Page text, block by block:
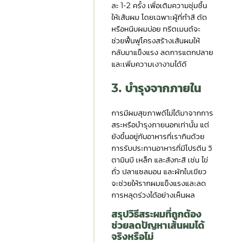
ละ 1-2 ครั้ง เพื่อเติมความชุ่มชื้น
ให้เส้นผม โดยเฉพาะผู้ที่ทำสี ดัด
หรือหนีบผมบ่อย ทรีตเมนต์จะ
ช่วยฟื้นฟูโครงสร้างเส้นผมให้
กลับมาแข็งแรง ลดการแตกปลาย
และเพิ่มความเงางามได้ดี
3. บำรุงจากภายใน
การมีผมสุขภาพดีไม่ได้มาจากการ
สระหรือบำรุงภายนอกเท่านั้น แต่
ยังขึ้นอยู่กับอาหารที่เรากินด้วย
การรับประทานอาหารที่มีโปรตีน วิ
ตามินบี เหล็ก และสังกะสี เช่น ไข่
ถั่ว ปลาแซลมอน และผักใบเขียว
จะช่วยให้รากผมแข็งแรงและลด
การหลุดร่วงได้อย่างเห็นผล
สรุปวิธีสระผมที่ถูกต้อง
ช่วยลดปัญหาเส้นผมได้
จริงหรือไม่